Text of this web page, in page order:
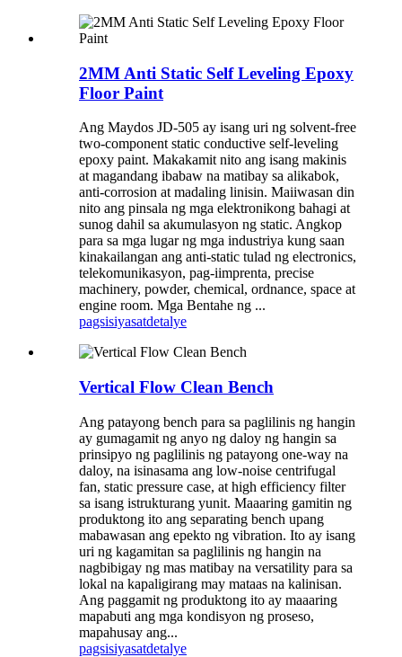
2MM Anti Static Self Leveling Epoxy
Floor Paint
Ang Maydos JD-505 ay isang uri ng solvent-free
two-component static conductive self-leveling
epoxy paint. Makakamit nito ang isang makinis
at magandang ibabaw na matibay sa alikabok,
anti-corrosion at madaling linisin. Maiiwasan din
nito ang pinsala ng mga elektronikong bahagi at
sunog dahil sa akumulasyon ng static. Angkop
para sa mga lugar ng mga industriya kung saan
kinakailangan ang anti-static tulad ng electronics,
telekomunikasyon, pag-iimprenta, precise
machinery, powder, chemical, ordnance, space at
engine room. Mga Bentahe ng ...
pagsisiyasatdetalye
Vertical Flow Clean Bench
Ang patayong bench para sa paglilinis ng hangin
ay gumagamit ng anyo ng daloy ng hangin sa
prinsipyo ng paglilinis ng patayong one-way na
daloy, na isinasama ang low-noise centrifugal
fan, static pressure case, at high efficiency filter
sa isang istrukturang yunit. Maaaring gamitin ng
produktong ito ang separating bench upang
mabawasan ang epekto ng vibration. Ito ay isang
uri ng kagamitan sa paglilinis ng hangin na
nagbibigay ng mas matibay na versatility para sa
lokal na kapaligirang may mataas na kalinisan.
Ang paggamit ng produktong ito ay maaaring
mapabuti ang mga kondisyon ng proseso,
mapahusay ang...
pagsisiyasatdetalye